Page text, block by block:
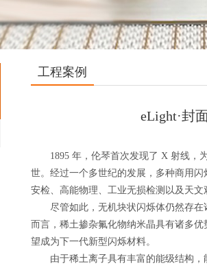
工程案例
eLight·封
1895 年，伦琴首次发现了 X 射线，为
世。经过一个多世纪的发展，多种商用闪
安检、高能物理、工业无损检测以及天文
尽管如此，无机块状闪烁体仍然存在
而言，稀土掺杂氟化物纳米晶具有诸多
望成为下一代新型闪烁材料。
由于稀土离子具有丰富的能级结构，